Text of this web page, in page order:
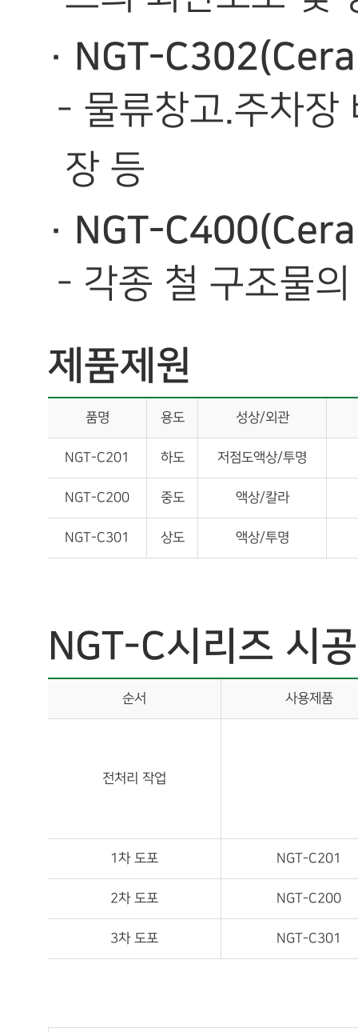
· NGT-
- 물류창고.주차장
장 등
· NGT-
- 각종 철 구조물
제품제원
품명 용도 성상/외관
NGT-C201 하도 저점도액상/투명
NGT-C200 중도 액상/칼라
NGT-C301 상도 액상/투명
NGT-C시리즈 시
순서 사용제품
전처리 작업
1차 도포 NGT-C201
2차 도포 NGT-C200
3차 도포 NGT-C301